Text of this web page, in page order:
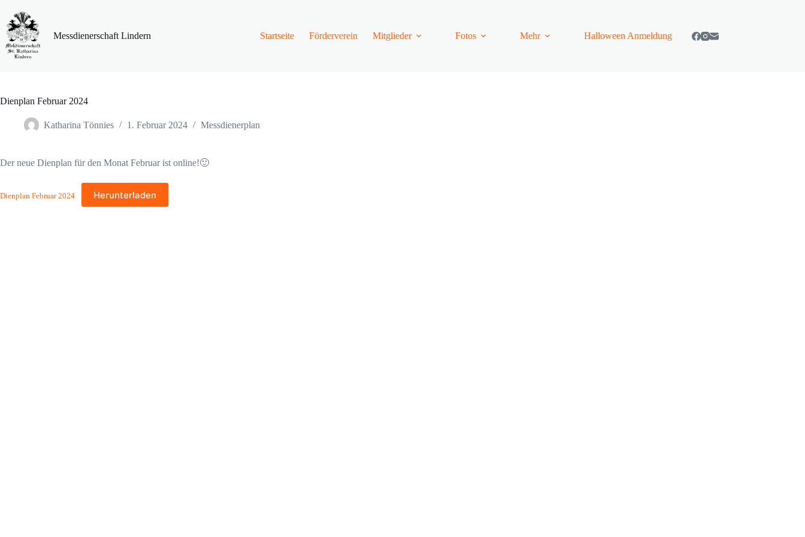
Inhalt
springen
Messdienerschaft Lindern
Startseite Förderverein Mitglieder Fotos Mehr Halloween Anmeldung
Dienplan Februar 2024
Katharina Tönnies 1. Februar 2024 Messdienerplan
Der neue Dienplan für den Monat Februar ist online!🙂
Dienplan Februar 2024 Herunterladen